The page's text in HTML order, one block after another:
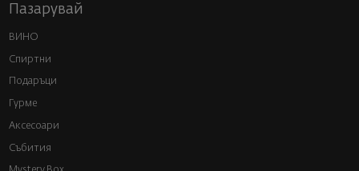
Пазарувай
ВИНО
Спиртни
Подаръци
Гурме
Аксесоари
Събития